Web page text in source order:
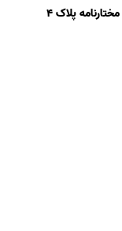
مختارنامهپلاک ۴